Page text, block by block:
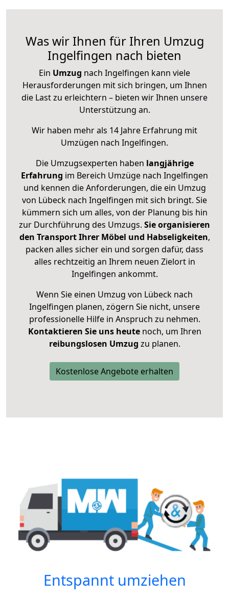
Was wir Ihnen für Ihren Umzug
Ingelfingen nach bieten
Ein Umzug nach Ingelfingen kann viele
Herausforderungen mit sich bringen, um Ihnen
die Last zu erleichtern – bieten wir Ihnen unsere
Unterstützung an.
Wir haben mehr als 14 Jahre Erfahrung mit
Umzügen nach Ingelfingen.
Die Umzugsexperten haben langjährige
Erfahrung im Bereich Umzüge nach Ingelfingen
und kennen die Anforderungen, die ein Umzug
von Lübeck nach Ingelfingen mit sich bringt. Sie
kümmern sich um alles, von der Planung bis hin
zur Durchführung des Umzugs. Sie organisieren
den Transport Ihrer Möbel und Habseligkeiten,
packen alles sicher ein und sorgen dafür, dass
alles rechtzeitig an Ihrem neuen Zielort in
Ingelfingen ankommt.
Wenn Sie einen Umzug von Lübeck nach
Ingelfingen planen, zögern Sie nicht, unsere
professionelle Hilfe in Anspruch zu nehmen.
Kontaktieren Sie uns heutenoch, um Ihren
reibungslosen Umzug zu planen.
Kostenlose Angebote erhalten
Entspannt umziehen